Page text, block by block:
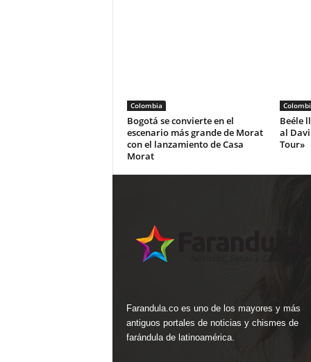
Colombia
Bogotá se convierte en el
escenario más grande de Morat
con el lanzamiento de Casa
Morat
Beéle
al
Tour»
Farandula.co es uno de los mayores y más
antiguos portales de noticias y chismes de
farándula de latinoamérica.